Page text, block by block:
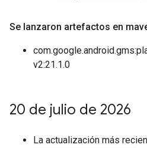
Se lanzaron artefactos en
v2:21.1.0
20 de julio de 2026
La actualización más